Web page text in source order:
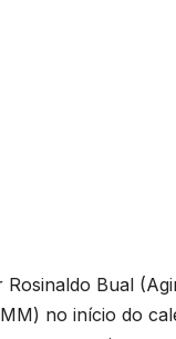
Rosinaldo Bual
no início do